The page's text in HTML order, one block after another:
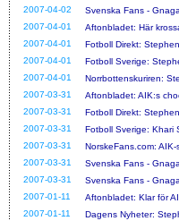
2007-04-02
Svenska Fans -
2007-04-01
Aftonbladet: Här
2007-04-01
Fotboll Direkt:
2007-04-01
Fotboll Sverige:
2007-04-01
Norrbottenskuriren:
2007-03-31
Aftonbladet: AIK:s
2007-03-31
Fotboll Direkt:
2007-03-31
Fotboll Sverige: Khari
2007-03-31
NorskeFans.com:
2007-03-31
Svenska Fans -
2007-03-31
Svenska Fans -
2007-01-11
Aftonbladet: Klar för
2007-01-11
Dagens Nyheter: